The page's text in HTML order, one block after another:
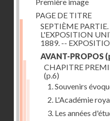
PAGE DE TITRE
SEPTIÈME
L'EXPOSITION
1889. --
AVANT-PROPOS
CHAPITRE
(p.6)
1. Souvenirs
2. L'Académie
3. Les années